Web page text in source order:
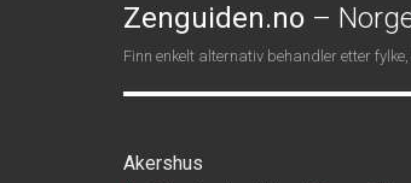
Zenguiden.no –
Finn enkelt alternativ behandler etter
Akershus